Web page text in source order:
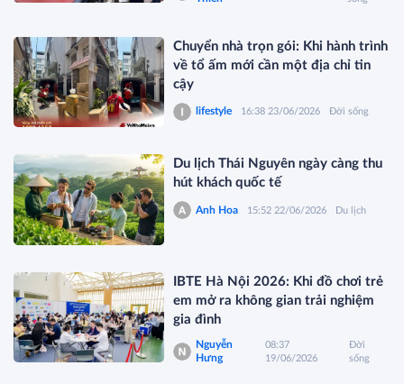
Chuyển nhà trọn gói: Khi hành trình
về tổ ấm mới cần một địa chỉ tin
cậy
lifestyle 16:38 23/06/2026 Đời sống
Du lịch Thái Nguyên ngày càng thu
hút khách quốc tế
Anh Hoa 15:52 22/06/2026 Du lịch
IBTE Hà Nội 2026: Khi đồ chơi trẻ
em mở ra không gian trải nghiệm
gia đình
Nguyễn
Hưng
08:37
19/06/2026
Đời
sống